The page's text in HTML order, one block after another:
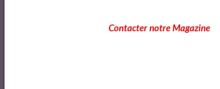
Résumé des Misérables de Victor HugoContacter notre Magazine